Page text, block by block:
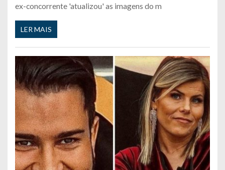
ex-concorrente 'atualizou' as imagens do m
LER MAIS